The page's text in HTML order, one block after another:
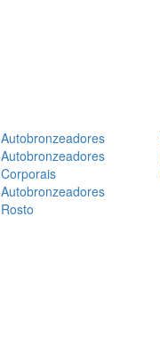
Autobronzeadores
Autobronzeadores
Corporais
Autobronzeadores
Rosto